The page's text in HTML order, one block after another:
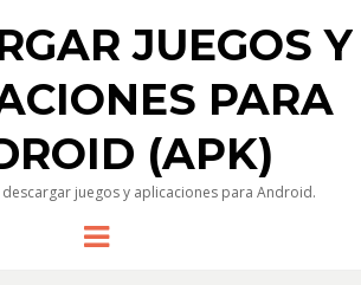
JUEGOS Y
PARA
(APK)
juegos y aplicaciones para Android.
Menu